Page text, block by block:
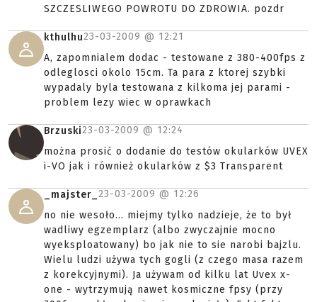
SZCZESLIWEGO POWROTU DO ZDROWIA. pozdr
kthulhu23-03-2009 @ 12:21
A, zapomnialem dodac - testowane z 380-400fps z
odleglosci okolo 15cm. Ta para z ktorej szybki
wypadaly byla testowana z kilkoma jej parami -
problem lezy wiec w oprawkach
Brzuski23-03-2009 @ 12:24
można prosić o dodanie do testów okularków UVEX
i-VO jak i również okularków z $3 Transparent
_majster_ 23-03-2009 @ 12:26
no nie wesoło... miejmy tylko nadzieje, że to był
wadliwy egzemplarz (albo zwyczajnie mocno
wyeksploatowany) bo jak nie to sie narobi bajzlu.
Wielu ludzi używa tych gogli (z czego masa razem
z korekcyjnymi). Ja używam od kilku lat Uvex x-
one - wytrzymują nawet kosmiczne fpsy (przy